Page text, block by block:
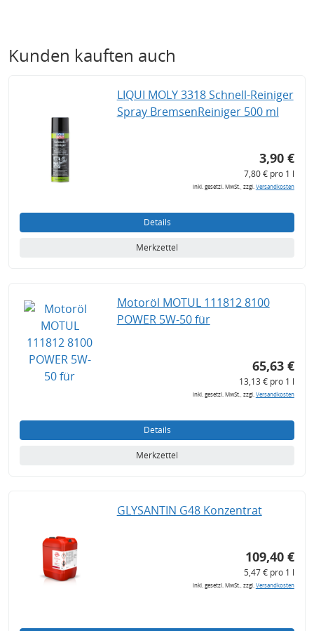
Kunden kauften auch
LIQUI MOLY 3318 Schnell-Reiniger
Spray BremsenReiniger 500 ml
3,90 €
7,80 € pro 1 l
inkl. gesetzl. MwSt., zzgl.Versandkosten
Details
Merkzettel
Motoröl MOTUL 111812 8100
POWER 5W-50 für
65,63 €
13,13 € pro 1 l
inkl. gesetzl. MwSt., zzgl.Versandkosten
Details
Merkzettel
GLYSANTIN G48 Konzentrat
109,40 €
5,47 € pro 1 l
inkl. gesetzl. MwSt., zzgl.Versandkosten